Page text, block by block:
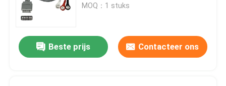
MOQ：1 stuks
Beste prijs Contacteer ons